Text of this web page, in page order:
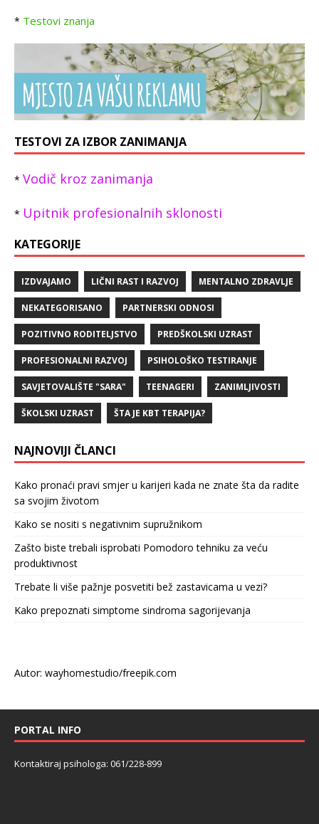
* Testovi znanja
TESTOVI ZA IZBOR ZANIMANJA
* Vodič kroz zanimanja
* Upitnik profesionalnih sklonosti
KATEGORIJE
IZDVAJAMO LIČNI RAST I RAZVOJ MENTALNO ZDRAVLJE
NEKATEGORISANO PARTNERSKI ODNOSI
POZITIVNO RODITELJSTVO PREDŠKOLSKI UZRAST
PROFESIONALNI RAZVOJ PSIHOLOŠKO TESTIRANJE
SAVJETOVALIŠTE "SARA" TEENAGERI ZANIMLJIVOSTI
ŠKOLSKI UZRAST ŠTA JE KBT TERAPIJA?
NAJNOVIJI ČLANCI
Kako pronaći pravi smjer u karijeri kada ne znate šta da radite
sa svojim životom
Kako se nositi s negativnim supružnikom
Zašto biste trebali isprobati Pomodoro tehniku za veću
produktivnost
Trebate li više pažnje posvetiti bež zastavicama u vezi?
Kako prepoznati simptome sindroma sagorijevanja
Autor: wayhomestudio/freepik.com
PORTAL INFO
Kontaktiraj psihologa: 061/228-899